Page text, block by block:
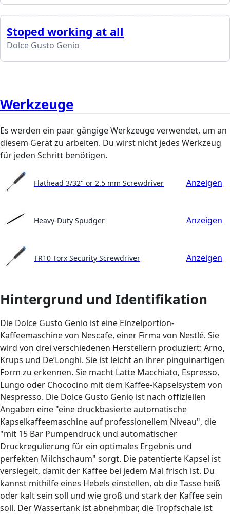
Stoped working at all
Dolce Gusto Genio
Werkzeuge
Es werden ein paar gängige Werkzeuge verwendet, um an
diesem Gerät zu arbeiten. Du wirst nicht jedes Werkzeug
für jeden Schritt benötigen.
Flathead 3/32" or 2.5 mm Screwdriver Anzeigen
Heavy-Duty Spudger Anzeigen
TR10 Torx Security Screwdriver Anzeigen
Hintergrund und Identifikation
Die Dolce Gusto Genio ist eine Einzelportion-
Kaffeemaschine von Nescafe, einer Firma von Nestlé. Sie
wird von drei verschiedenen Herstellern produziert: Arno,
Krups und De’Longhi. Sie ist leicht an ihrer pinguinartigen
Form zu erkennen. Sie macht Latte Macchiato, Espresso,
Lungo oder Chococino mit dem Kaffee-Kapselsystem von
Nespresso. Die Dolce Gusto Genio ist nach offiziellen
Angaben eine "eine druckbasierte automatische
Kapselkaffeemaschine auf professionellem Niveau", die
"mit 15 Bar Pumpendruck und automatischer
Druckregulierung für ein optimales Ergebnis und
perfekten Milchschaum" sorgt. Die patentierte Kapsel ist
versiegelt, damit der Kaffee bei jedem Mal frisch ist. Du
kannst mithilfe eines Hebels einstellen, ob die Tasse heiß
oder kalt sein soll und wie groß und stark der Kaffee sein
soll. Der Wassertank ist abnehmbar, die Tropfschale ist